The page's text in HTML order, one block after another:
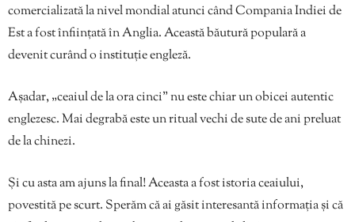
comercializată la nivel mondial atunci când Compania Indiei de
Est a fost înființată în Anglia. Această băutură populară a
devenit curând o instituție engleză.
Așadar, „ceaiul de la ora cinci” nu este chiar un obicei autentic
englezesc. Mai degrabă este un ritual vechi de sute de ani preluat
de la chinezi.
Și cu asta am ajuns la final! Aceasta a fost istoria ceaiului,
povestită pe scurt. Sperăm că ai găsit interesantă informația și că